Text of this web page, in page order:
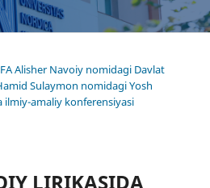
Alisher Navoiy nomidagi Davlat
Sulaymon nomidagi Yosh
amaliy konferensiyasi
LIRIKASIDA